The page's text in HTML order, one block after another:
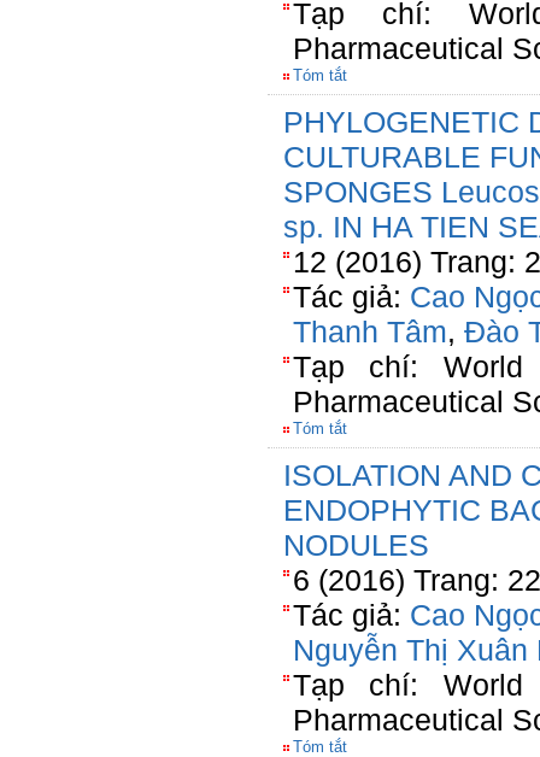
Tạp chí:
Pharmaceutical
Tóm tắt
PHYLOGENETIC
CULTURABLE
SPONGES
sp. IN HA TIEN
12 (2016) Trang:
Tác giả: Cao
Thanh Tâm, Đào
Tạp chí: World
Pharmaceutical
Tóm tắt
ISOLATION AND
ENDOPHYTIC
NODULES
6 (2016) Trang:
Tác giả: Cao
Nguyễn Thị Xuân
Tạp chí: World
Pharmaceutical
Tóm tắt